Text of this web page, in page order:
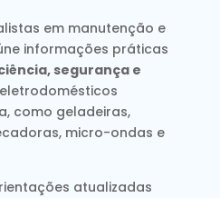
em manutenção e
informações práticas
segurança e
como geladeiras,
micro-ondas e
atualizadas